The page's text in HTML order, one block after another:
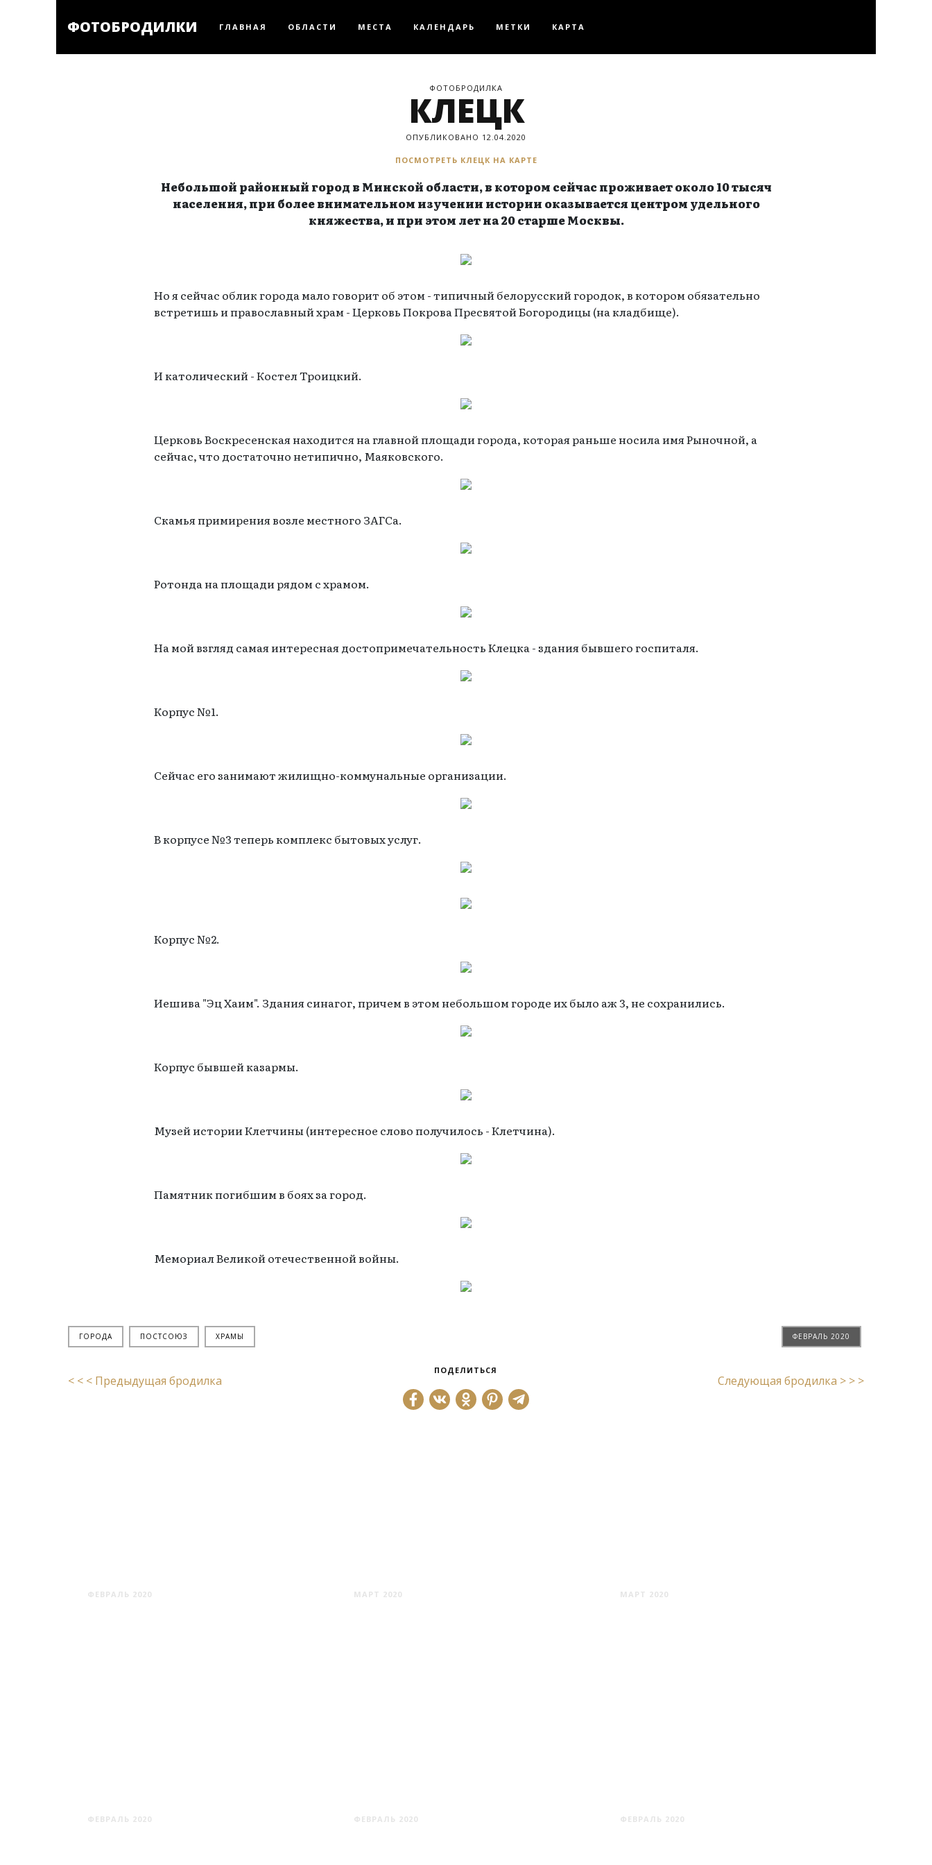
ФОТОБРОДИЛКИ ГЛАВНАЯ ОБЛАСТИ МЕСТА КАЛЕНДАРЬ МЕТКИ КАРТА
ФОТОБРОДИЛКА
КЛЕЦК
ОПУБЛИКОВАНО 12.04.2020
ПОСМОТРЕТЬ КЛЕЦК НА КАРТЕ
Небольшой районный город в Минской области, в котором сейчас проживает около 10 тысяч
населения, при более внимательном изучении истории оказывается центром удельного
княжества, и при этом лет на 20 старше Москвы.
Но я сейчас облик города мало говорит об этом - типичный белорусский городок, в котором обязательно
встретишь и православный храм - Церковь Покрова Пресвятой Богородицы (на кладбище).
И католический - Костел Троицкий.
Церковь Воскресенская находится на главной площади города, которая раньше носила имя Рыночной, а
сейчас, что достаточно нетипично, Маяковского.
Скамья примирения возле местного ЗАГСа.
Ротонда на площади рядом с храмом.
На мой взгляд самая интересная достопримечательность Клецка - здания бывшего госпиталя.
Корпус №1.
Сейчас его занимают жилищно-коммунальные организации.
В корпусе №3 теперь комплекс бытовых услуг.
Корпус №2.
Иешива "Эц Хаим". Здания синагог, причем в этом небольшом городе их было аж 3, не сохранились.
Корпус бывшей казармы.
Музей истории Клетчины (интересное слово получилось - Клетчина).
Памятник погибшим в боях за город.
Мемориал Великой отечественной войны.
ГОРОДА ПОСТСОЮЗ ХРАМЫ ФЕВРАЛЬ 2020
< < < Предыдущая бродилка
ПОДЕЛИТЬСЯ
Следующая бродилка > > >
ФЕВРАЛЬ 2020 МАРТ 2020 МАРТ 2020
ФЕВРАЛЬ 2020 ФЕВРАЛЬ 2020 ФЕВРАЛЬ 2020